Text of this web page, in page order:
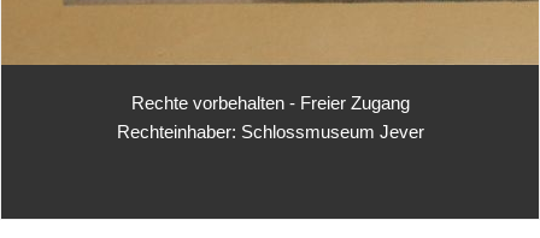
Rechte vorbehalten - Freier Zugang
Rechteinhaber: Schlossmuseum Jever